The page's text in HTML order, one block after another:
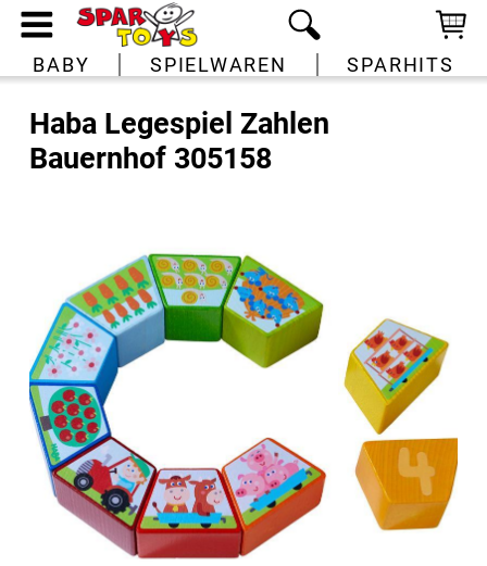
BABY SPIELWAREN SPARHITS
Haba Legespiel Zahlen
Bauernhof 305158